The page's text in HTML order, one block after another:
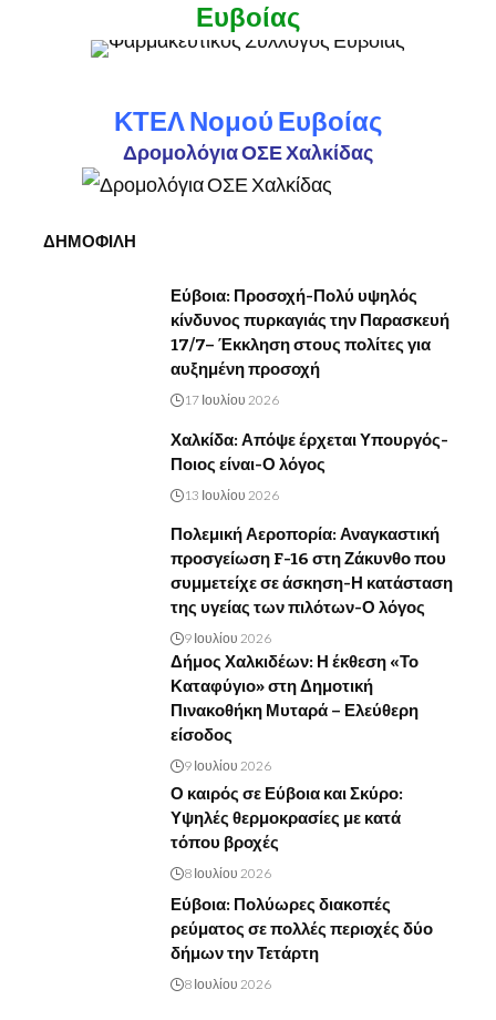
Ευβοίας
ΚΤΕΛ Νομού Ευβοίας
Δρομολόγια ΟΣΕ Χαλκίδας
ΔΗΜΟΦΙΛΗ
Εύβοια: Προσοχή-Πολύ υψηλός
κίνδυνος πυρκαγιάς την Παρασκευή
17/7– Έκκληση στους πολίτες για
αυξημένη προσοχή
17 Ιουλίου 2026
Χαλκίδα: Απόψε έρχεται Υπουργός-
Ποιος είναι-Ο λόγος
13 Ιουλίου 2026
Πολεμική Αεροπορία: Αναγκαστική
προσγείωση F-16 στη Ζάκυνθο που
συμμετείχε σε άσκηση-Η κατάσταση
της υγείας των πιλότων-Ο λόγος
9 Ιουλίου 2026
Δήμος Χαλκιδέων: Η έκθεση «Το
Καταφύγιο» στη Δημοτική
Πινακοθήκη Μυταρά – Ελεύθερη
είσοδος
9 Ιουλίου 2026
Ο καιρός σε Εύβοια και Σκύρο:
Υψηλές θερμοκρασίες με κατά
τόπου βροχές
8 Ιουλίου 2026
Εύβοια: Πολύωρες διακοπές
ρεύματος σε πολλές περιοχές δύο
δήμων την Τετάρτη
8 Ιουλίου 2026